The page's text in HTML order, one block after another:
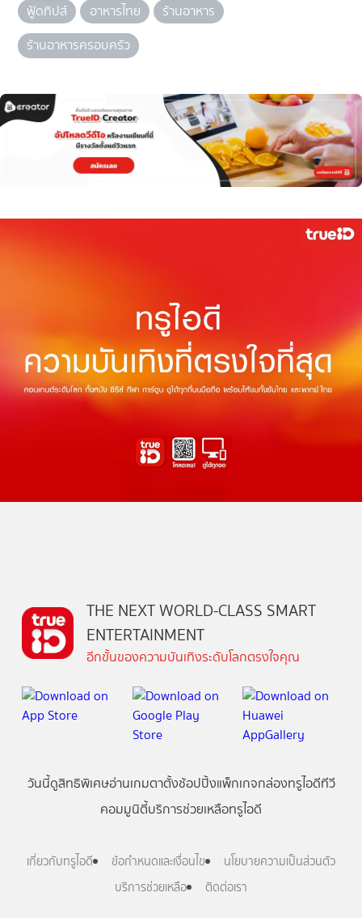
ฟู้ดทิปส์
อาหารไทย
ร้านอาหาร
ร้านอาหารครอบครัว
THE NEXT WORLD-CLASS SMART
ENTERTAINMENT
อีกขั้นของความบันเทิงระดับโลกตรงใจคุณ
วันนี้ดูสิทธิพิเศษอ่านเกมตาตั้งช้อปปิ้งแพ็กเกจกล่องทรูไอดีทีวี
คอมมูนิตี้บริการช่วยเหลือทรูไอดี
เกี่ยวกับทรูไอดี ข้อกำหนดและเงื่อนไข
นโยบายความเป็นส่วนตัว
บริการช่วยเหลือ
ติดต่อเรา